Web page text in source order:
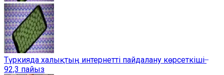
Түркияда халықтың интернетті пайдалану көрсеткіші ̶
92,3 пайыз